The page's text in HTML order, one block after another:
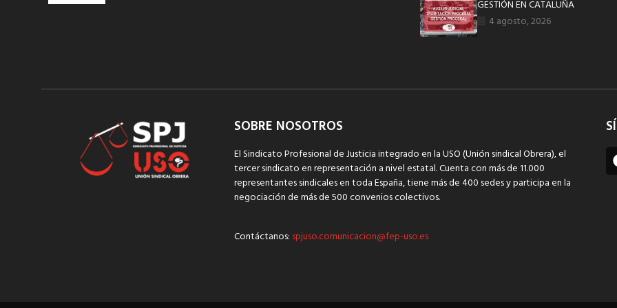
GESTIÓN EN CATALUÑA
4 agosto, 2026
SOBRE NOSOTROS
El Sindicato Profesional de Justicia integrado en la USO (Unión sindical Obrera), el
tercer sindicato en representación a nivel estatal. Cuenta con más de 11.000
representantes sindicales en toda España, tiene más de 400 sedes y participa en la
negociación de más de 500 convenios colectivos.
Contáctanos: spjuso.comunicacion@fep-uso.es